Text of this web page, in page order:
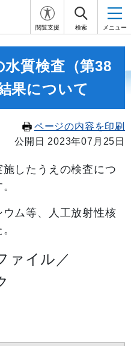
閲覧支援 検索 メニュー
水質検査（第38
果について
ページの内容を印刷
公開日 2023年07月25日
施したうえの検査につ
ム等、人工放射性核
ァイル／